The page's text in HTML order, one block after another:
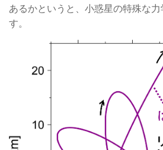
あるかというと、小惑星の特殊な
す。